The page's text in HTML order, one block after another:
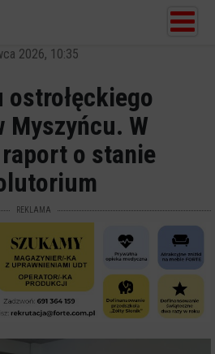
2026, 10:35
ostrołęckiego
Myszyńcu. W
o stanie
REKLAMA